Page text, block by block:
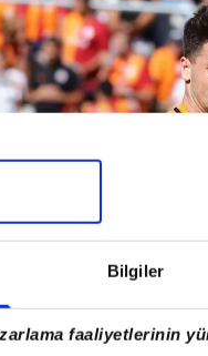
Bilgiler
faaliyetlerinin